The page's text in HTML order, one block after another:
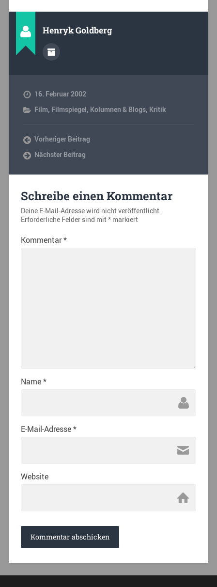
Henryk Goldberg
16. Februar 2002
Film, Filmspiegel, Kolumnen & Blogs, Kritik
Vorheriger Beitrag
Nächster Beitrag
Schreibe einen Kommentar
Deine E-Mail-Adresse wird nicht veröffentlicht.
Erforderliche Felder sind mit*markiert
Kommentar*
Name*
E-Mail-Adresse*
Website